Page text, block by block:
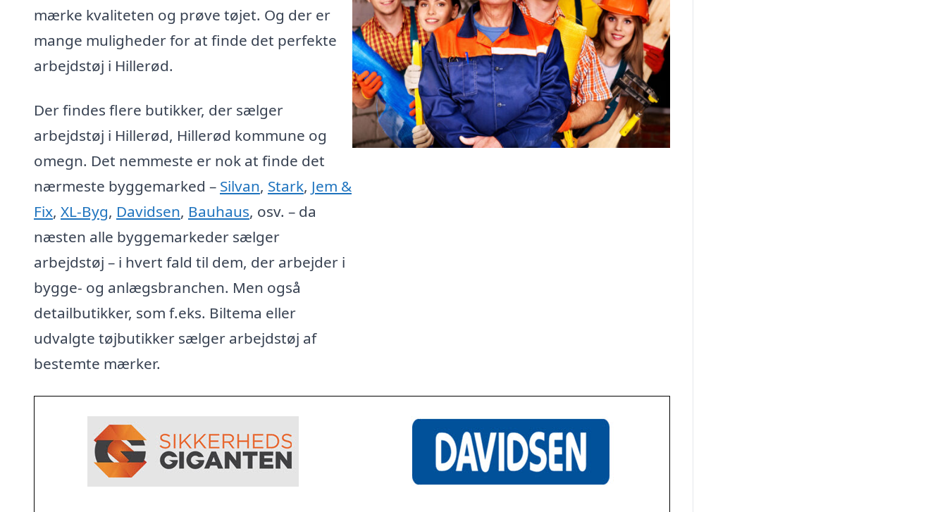
mærke kvaliteten og prøve tøjet. Og der er
mange muligheder for at finde det perfekte
arbejdstøj i Hillerød.
Der findes flere butikker, der sælger
arbejdstøj i Hillerød, Hillerød kommune og
omegn. Det nemmeste er nok at finde det
nærmeste byggemarked – Silvan, Stark, Jem &
Fix, XL-Byg, Davidsen, Bauhaus, osv. – da
næsten alle byggemarkeder sælger
arbejdstøj – i hvert fald til dem, der arbejder i
bygge- og anlægsbranchen. Men også
detailbutikker, som f.eks. Biltema eller
udvalgte tøjbutikker sælger arbejdstøj af
bestemte mærker.